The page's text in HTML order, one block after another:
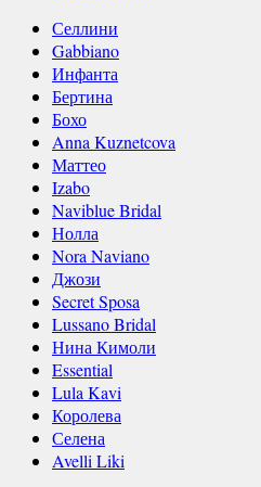
Селлини
Gabbiano
Инфанта
Бертина
Бохо
Anna Kuznetcova
Маттео
Izabo
Naviblue Bridal
Нолла
Nora Naviano
Джози
Secret Sposa
Lussano Bridal
Нина Кимоли
Essential
Lula Kavi
Королева
Селена
Avelli Liki